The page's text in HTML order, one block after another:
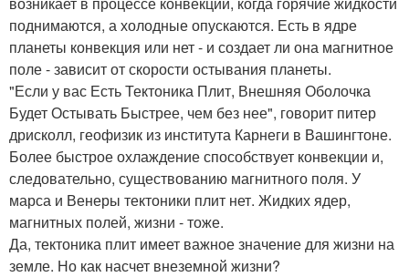
поднимаются, а холодные опускаются. Есть в ядре
планеты конвекция или нет - и создает ли она магнитное
поле - зависит от скорости остывания планеты.
"Если у вас Есть Тектоника Плит, Внешняя Оболочка
Будет Остывать Быстрее, чем без нее", говорит питер
дрисколл, геофизик из института Карнеги в Вашингтоне.
Более быстрое охлаждение способствует конвекции и,
следовательно, существованию магнитного поля. У
марса и Венеры тектоники плит нет. Жидких ядер,
магнитных полей, жизни - тоже.
Да, тектоника плит имеет важное значение для жизни на
земле. Но как насчет внеземной жизни?